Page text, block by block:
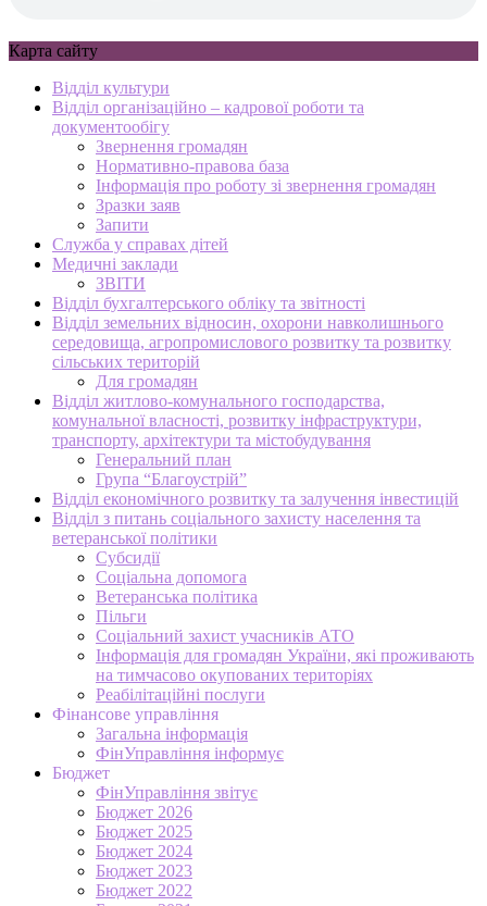
Карта сайту
Відділ культури
Відділ організаційно – кадрової роботи та
документообігу
Звернення громадян
Нормативно-правова база
Інформація про роботу зі звернення громадян
Зразки заяв
Запити
Служба у справах дітей
Медичні заклади
ЗВІТИ
Відділ бухгалтерського обліку та звітності
Відділ земельних відносин, охорони навколишнього
середовища, агропромислового розвитку та розвитку
сільських територій
Для громадян
Відділ житлово-комунального господарства,
комунальної власності, розвитку інфраструктури,
транспорту, архітектури та містобудування
Генеральний план
Група “Благоустрій”
Відділ економічного розвитку та залучення інвестицій
Відділ з питань соціального захисту населення та
ветеранської політики
Субсидії
Соціальна допомога
Ветеранська політика
Пільги
Соціальний захист учасників АТО
Інформація для громадян України, які проживають
на тимчасово окупованих територіях
Реабілітаційні послуги
Фінансове управління
Загальна інформація
ФінУправління інформує
Бюджет
ФінУправління звітує
Бюджет 2026
Бюджет 2025
Бюджет 2024
Бюджет 2023
Бюджет 2022